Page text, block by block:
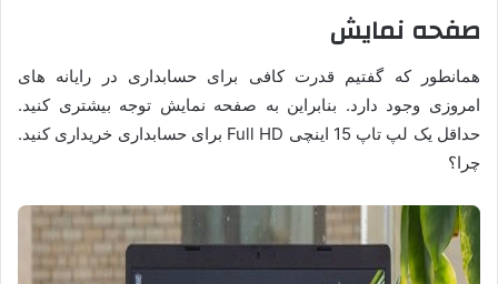
صفحه نمایش
همانطور که گفتیم قدرت کافی برای حسابداری در رایانه های
امروزی وجود دارد. بنابراین به صفحه نمایش توجه بیشتری کنید.
حداقل یک لپ تاپ 15 اینچی Full HD برای حسابداری خریداری کنید.
چرا؟